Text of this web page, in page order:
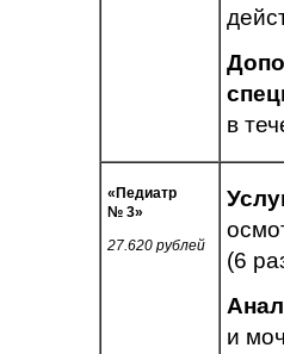
в
«Педиатр
№ 3»
27.620 рублей
(6
и